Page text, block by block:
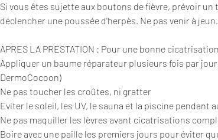
Si vous êtes sujette aux boutons de fièvre, prévoir
déclencher une poussée d'herpès. Ne pas venir à jeun.
APRES LA PRESTATION : Pour une bonne
Appliquer un baume réparateur plusieurs fois par
DermoCocoon)
Ne pas toucher les croûtes, ni gratter
Eviter le soleil, les UV, le sauna et la piscine pendant
Ne pas maquiller les lèvres avant cicatrisations
Boire avec une paille les premiers jours pour éviter